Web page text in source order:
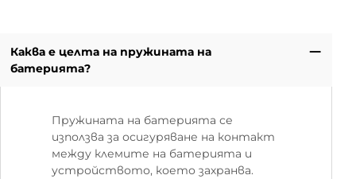
Каква е целта на пружината на
батерията?
Пружината на батерията се
използва за осигуряване на контакт
между клемите на батерията и
устройството, което захранва.